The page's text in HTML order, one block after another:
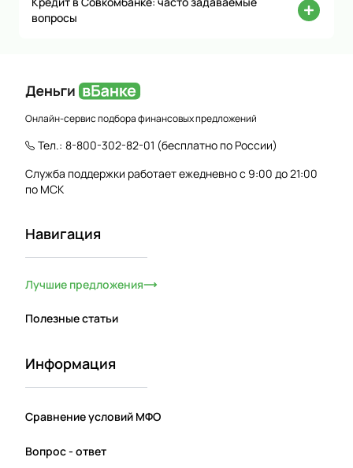
вопросы
Онлайн-сервис подбора финансовых предложений
Тел.: 8-800-302-82-01 (бесплатно по России)
Служба поддержки работает ежедневно с 9:00 до 21:00
по МСК
Навигация
Лучшие предложения
Полезные статьи
Информация
Сравнение условий МФО
Вопрос - ответ